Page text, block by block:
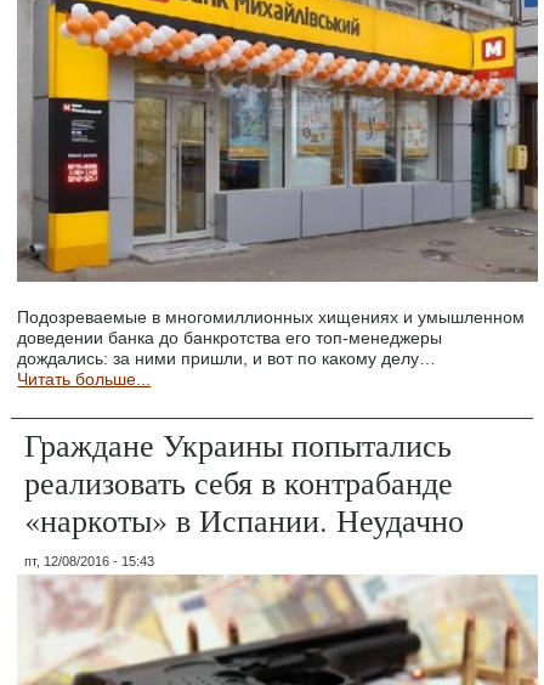
Подозреваемые в многомиллионных хищениях и умышленном
доведении банка до банкротства его топ-менеджеры
дождались: за ними пришли, и вот по какому делу…
Читать больше...
Граждане Украины попытались
реализовать себя в контрабанде
«наркоты» в Испании. Неудачно
пт, 12/08/2016 - 15:43